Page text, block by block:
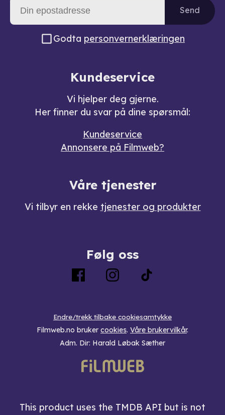
Send
Godta personvernerklæringen
Kundeservice
Vi hjelper deg gjerne.
Her finner du svar på dine spørsmål:
Kundeservice
Annonsere på Filmweb?
Våre tjenester
Vi tilbyr en rekke tjenester og produkter
Følg oss
Endre/trekk tilbake cookiesamtykke
Filmweb.no bruker cookies. Våre brukervilkår.
Adm. Dir: Harald Løbak Sæther
This product uses the TMDB API but is not